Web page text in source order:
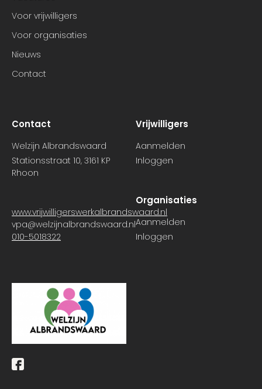
Voor vrijwilligers
Voor organisaties
Nieuws
Contact
Contact
Welzijn Albrandswaard
Stationsstraat 10, 3161 KP
Rhoon
www.vrijwilligerswerkalbrandswaard.nl
vpa@welzijnalbrandswaard.nl
010-5018322
Vrijwilligers
Aanmelden
Inloggen
Organisaties
Aanmelden
Inloggen